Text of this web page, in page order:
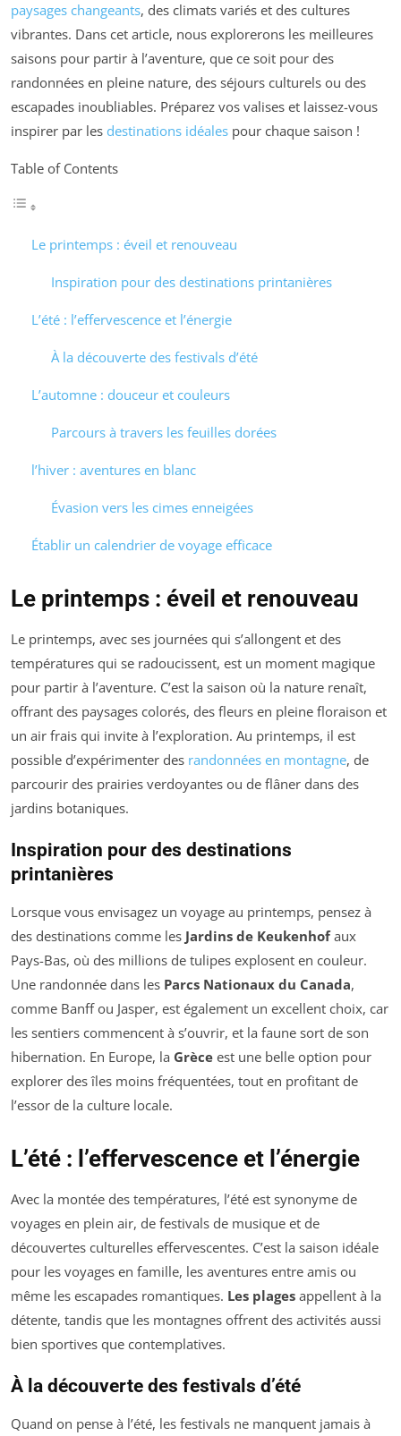
paysages changeants, des climats variés et des cultures
vibrantes. Dans cet article, nous explorerons les meilleures
saisons pour partir à l’aventure, que ce soit pour des
randonnées en pleine nature, des séjours culturels ou des
escapades inoubliables. Préparez vos valises et laissez-vous
inspirer par les destinations idéales pour chaque saison !
Table of Contents
Le printemps : éveil et renouveau
Inspiration pour des destinations printanières
L’été : l’effervescence et l’énergie
À la découverte des festivals d’été
L’automne : douceur et couleurs
Parcours à travers les feuilles dorées
l’hiver : aventures en blanc
Évasion vers les cimes enneigées
Établir un calendrier de voyage efficace
Le printemps : éveil et renouveau
Le printemps, avec ses journées qui s’allongent et des
températures qui se radoucissent, est un moment magique
pour partir à l’aventure. C’est la saison où la nature renaît,
offrant des paysages colorés, des fleurs en pleine floraison et
un air frais qui invite à l’exploration. Au printemps, il est
possible d’expérimenter des randonnées en montagne, de
parcourir des prairies verdoyantes ou de flâner dans des
jardins botaniques.
Inspiration pour des destinations
printanières
Lorsque vous envisagez un voyage au printemps, pensez à
des destinations comme les Jardins de Keukenhofaux
Pays-Bas, où des millions de tulipes explosent en couleur.
Une randonnée dans les Parcs Nationaux du Canada,
comme Banff ou Jasper, est également un excellent choix, car
les sentiers commencent à s’ouvrir, et la faune sort de son
hibernation. En Europe, la Grèce est une belle option pour
explorer des îles moins fréquentées, tout en profitant de
l’essor de la culture locale.
L’été : l’effervescence et l’énergie
Avec la montée des températures, l’été est synonyme de
voyages en plein air, de festivals de musique et de
découvertes culturelles effervescentes. C’est la saison idéale
pour les voyages en famille, les aventures entre amis ou
même les escapades romantiques. Les plages appellent à la
détente, tandis que les montagnes offrent des activités aussi
bien sportives que contemplatives.
À la découverte des festivals d’été
Quand on pense à l’été, les festivals ne manquent jamais à